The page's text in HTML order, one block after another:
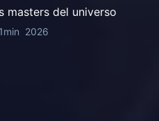
masters del universo
2026